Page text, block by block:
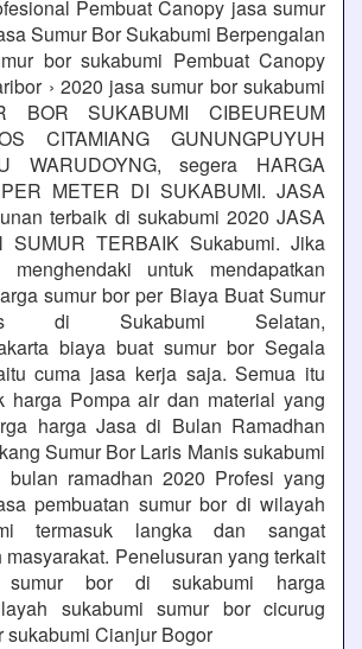
Pembuat Canopy jasa sumur
Sumur Bor Sukabumi Berpengalan
bor sukabumi Pembuat Canopy
› 2020 jasa sumur bor sukabumi
BOR SUKABUMI CIBEUREUM
CITAMIANG GUNUNGPUYUH
WARUDOYNG, segera HARGA
METER DI SUKABUMI. JASA
terbaik di sukabumi 2020 JASA
SUMUR TERBAIK Sukabumi. Jika
untuk mendapatkan
sumur bor per Biaya Buat Sumur
di Sukabumi Selatan,
biaya buat sumur bor Segala
cuma jasa kerja saja. Semua itu
harga Pompa air dan material yang
harga Jasa di Bulan Ramadhan
Sumur Bor Laris Manis sukabumi
bulan ramadhan 2020 Profesi yang
pembuatan sumur bor di wilayah
termasuk langka dan sangat
Penelusuran yang terkait
bor di sukabumi harga
sukabumi sumur bor cicurug
sukabumi Cianjur Bogor